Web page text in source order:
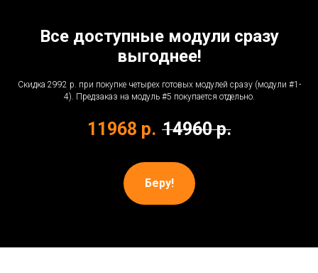
Все доступные модули сразу
выгоднее!
Скидка 2992 р. при покупке четырех готовых модулей сразу (модули #1-
4). Предзаказ на модуль #5 покупается отдельно.
11968 р. 14960 р.
Беру!